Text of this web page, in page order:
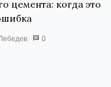
цемента: когда это
0